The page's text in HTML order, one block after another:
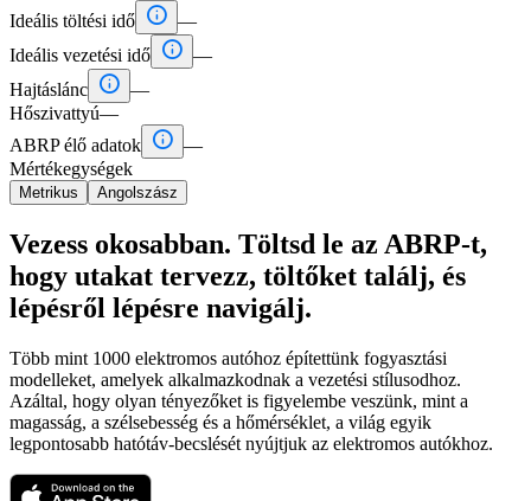
Ideális töltési idő  —
Ideális vezetési idő  —
Hajtáslánc  —
Hőszivattyú—
ABRP élő adatok  —
Mértékegységek
Metrikus Angolszász
Vezess okosabban. Töltsd le az ABRP-t,
hogy utakat tervezz, töltőket találj, és
lépésről lépésre navigálj.
Több mint 1000 elektromos autóhoz építettünk fogyasztási
modelleket, amelyek alkalmazkodnak a vezetési stílusodhoz.
Azáltal, hogy olyan tényezőket is figyelembe veszünk, mint a
magasság, a szélsebesség és a hőmérséklet, a világ egyik
legpontosabb hatótáv-becslését nyújtjuk az elektromos autókhoz.